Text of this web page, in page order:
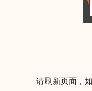
请刷新页面，